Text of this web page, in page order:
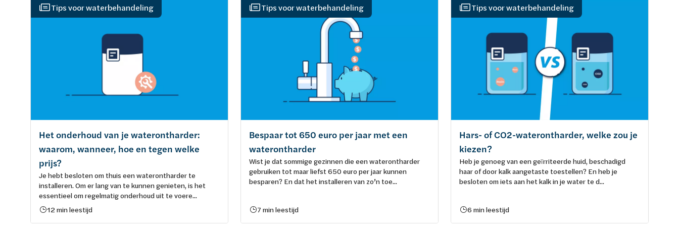
Tips voor waterbehandeling
Het onderhoud van je waterontharder:
waarom, wanneer, hoe en tegen welke
prijs?
Je hebt besloten om thuis een waterontharder te
installeren. Om er lang van te kunnen genieten, is het
essentieel om regelmatig onderhoud uit te voere...
12 min leestijd
Tips voor waterbehandeling
Bespaar tot 650 euro per jaar met een
waterontharder
Wist je dat sommige gezinnen die een waterontharder
gebruiken tot maar liefst 650 euro per jaar kunnen
besparen? En dat het installeren van zo’n toe...
7 min leestijd
Tips voor waterbehandeling
Hars- of CO2-waterontharder, welke zou je
kiezen?
Heb je genoeg van een geïrriteerde huid, beschadigd
haar of door kalk aangetaste toestellen? En heb je
besloten om iets aan het kalk in je water te d...
6 min leestijd